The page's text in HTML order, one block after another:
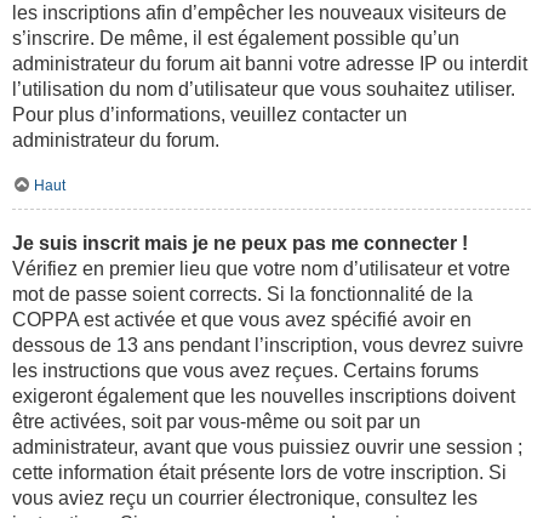
les inscriptions afin d’empêcher les nouveaux visiteurs de
s’inscrire. De même, il est également possible qu’un
administrateur du forum ait banni votre adresse IP ou interdit
l’utilisation du nom d’utilisateur que vous souhaitez utiliser.
Pour plus d’informations, veuillez contacter un
administrateur du forum.
Haut
Je suis inscrit mais je ne peux pas me connecter !
Vérifiez en premier lieu que votre nom d’utilisateur et votre
mot de passe soient corrects. Si la fonctionnalité de la
COPPA est activée et que vous avez spécifié avoir en
dessous de 13 ans pendant l’inscription, vous devrez suivre
les instructions que vous avez reçues. Certains forums
exigeront également que les nouvelles inscriptions doivent
être activées, soit par vous-même ou soit par un
administrateur, avant que vous puissiez ouvrir une session ;
cette information était présente lors de votre inscription. Si
vous aviez reçu un courrier électronique, consultez les